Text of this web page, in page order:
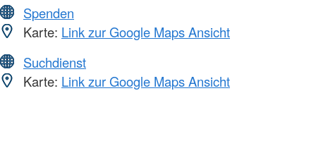
Spenden
Karte: Link zur Google Maps Ansicht
Suchdienst
Karte: Link zur Google Maps Ansicht